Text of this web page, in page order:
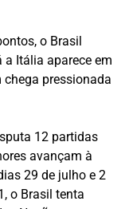
o Brasil
Itália aparece em
pressionada
12 partidas
avançam à
29 de julho e 2
o Brasil tenta